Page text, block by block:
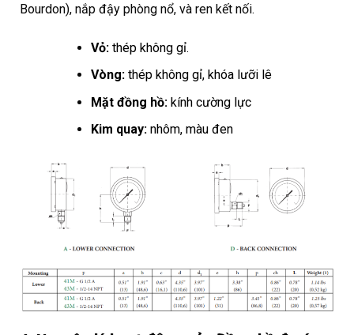
Bourdon), nắp đậy phòng nổ, và ren kết nối.
Vỏ:thép không gỉ.
Vòng:thép không gỉ, khóa lưỡi lê
Mặt đồng hồ:kính cường lực
Kim quay:nhôm, màu đen